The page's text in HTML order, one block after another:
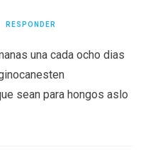
RESPONDER
una cada ocho dias
sean para hongos aslo